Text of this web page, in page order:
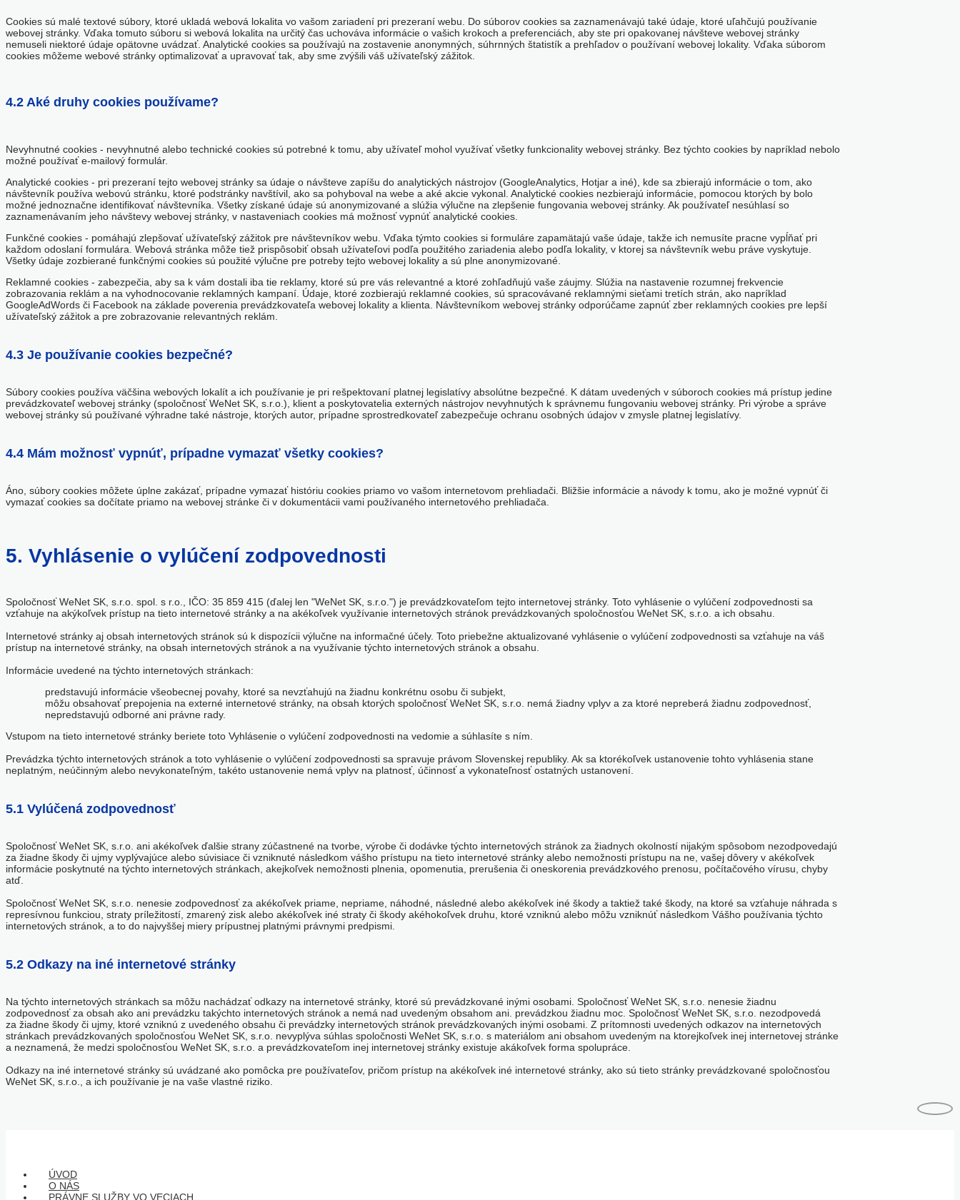
Cookies sú malé textové súbory, ktoré ukladá webová lokalita vo vašom zariadení pri prezeraní webu. Do súborov cookies sa zaznamenávajú také údaje, ktoré uľahčujú používanie
webovej stránky. Vďaka tomuto súboru si webová lokalita na určitý čas uchováva informácie o vašich krokoch a preferenciách, aby ste pri opakovanej návšteve webovej stránky
nemuseli niektoré údaje opätovne uvádzať. Analytické cookies sa používajú na zostavenie anonymných, súhrnných štatistík a prehľadov o používaní webovej lokality. Vďaka súborom
cookies môžeme webové stránky optimalizovať a upravovať tak, aby sme zvýšili váš užívateľský zážitok.
4.2 Aké druhy cookies používame?
Nevyhnutné cookies - nevyhnutné alebo technické cookies sú potrebné k tomu, aby užívateľ mohol využívať všetky funkcionality webovej stránky. Bez týchto cookies by napríklad nebolo
možné používať e-mailový formulár.
Analytické cookies - pri prezeraní tejto webovej stránky sa údaje o návšteve zapíšu do analytických nástrojov (GoogleAnalytics, Hotjar a iné), kde sa zbierajú informácie o tom, ako
návštevník používa webovú stránku, ktoré podstránky navštívil, ako sa pohyboval na webe a aké akcie vykonal. Analytické cookies nezbierajú informácie, pomocou ktorých by bolo
možné jednoznačne identifikovať návštevníka. Všetky získané údaje sú anonymizované a slúžia výlučne na zlepšenie fungovania webovej stránky. Ak používateľ nesúhlasí so
zaznamenávaním jeho návštevy webovej stránky, v nastaveniach cookies má možnosť vypnúť analytické cookies.
Funkčné cookies - pomáhajú zlepšovať užívateľský zážitok pre návštevníkov webu. Vďaka týmto cookies si formuláre zapamätajú vaše údaje, takže ich nemusíte pracne vypĺňať pri
každom odoslaní formulára. Webová stránka môže tiež prispôsobiť obsah užívateľovi podľa použitého zariadenia alebo podľa lokality, v ktorej sa návštevník webu práve vyskytuje.
Všetky údaje zozbierané funkčnými cookies sú použité výlučne pre potreby tejto webovej lokality a sú plne anonymizované.
Reklamné cookies - zabezpečia, aby sa k vám dostali iba tie reklamy, ktoré sú pre vás relevantné a ktoré zohľadňujú vaše záujmy. Slúžia na nastavenie rozumnej frekvencie
zobrazovania reklám a na vyhodnocovanie reklamných kampaní. Údaje, ktoré zozbierajú reklamné cookies, sú spracovávané reklamnými sieťami tretích strán, ako napríklad
GoogleAdWords či Facebook na základe poverenia prevádzkovateľa webovej lokality a klienta. Návštevníkom webovej stránky odporúčame zapnúť zber reklamných cookies pre lepší
užívateľský zážitok a pre zobrazovanie relevantných reklám.
4.3 Je používanie cookies bezpečné?
Súbory cookies používa väčšina webových lokalít a ich používanie je pri rešpektovaní platnej legislatívy absolútne bezpečné. K dátam uvedených v súboroch cookies má prístup jedine
prevádzkovateľ webovej stránky (spoločnosť WeNet SK, s.r.o.), klient a poskytovatelia externých nástrojov nevyhnutých k správnemu fungovaniu webovej stránky. Pri výrobe a správe
webovej stránky sú používané výhradne také nástroje, ktorých autor, prípadne sprostredkovateľ zabezpečuje ochranu osobných údajov v zmysle platnej legislatívy.
4.4 Mám možnosť vypnúť, prípadne vymazať všetky cookies?
Áno, súbory cookies môžete úplne zakázať, prípadne vymazať históriu cookies priamo vo vašom internetovom prehliadači. Bližšie informácie a návody k tomu, ako je možné vypnúť či
vymazať cookies sa dočítate priamo na webovej stránke či v dokumentácii vami používaného internetového prehliadača.
5. Vyhlásenie o vylúčení zodpovednosti
Spoločnosť WeNet SK, s.r.o. spol. s r.o., IČO: 35 859 415 (ďalej len "WeNet SK, s.r.o.") je prevádzkovateľom tejto internetovej stránky. Toto vyhlásenie o vylúčení zodpovednosti sa
vzťahuje na akýkoľvek prístup na tieto internetové stránky a na akékoľvek využívanie internetových stránok prevádzkovaných spoločnosťou WeNet SK, s.r.o. a ich obsahu.
Internetové stránky aj obsah internetových stránok sú k dispozícii výlučne na informačné účely. Toto priebežne aktualizované vyhlásenie o vylúčení zodpovednosti sa vzťahuje na váš
prístup na internetové stránky, na obsah internetových stránok a na využívanie týchto internetových stránok a obsahu.
Informácie uvedené na týchto internetových stránkach:
predstavujú informácie všeobecnej povahy, ktoré sa nevzťahujú na žiadnu konkrétnu osobu či subjekt,
môžu obsahovať prepojenia na externé internetové stránky, na obsah ktorých spoločnosť WeNet SK, s.r.o. nemá žiadny vplyv a za ktoré nepreberá žiadnu zodpovednosť,
nepredstavujú odborné ani právne rady.
Vstupom na tieto internetové stránky beriete toto Vyhlásenie o vylúčení zodpovednosti na vedomie a súhlasíte s ním.
Prevádzka týchto internetových stránok a toto vyhlásenie o vylúčení zodpovednosti sa spravuje právom Slovenskej republiky. Ak sa ktorékoľvek ustanovenie tohto vyhlásenia stane
neplatným, neúčinným alebo nevykonateľným, takéto ustanovenie nemá vplyv na platnosť, účinnosť a vykonateľnosť ostatných ustanovení.
5.1 Vylúčená zodpovednosť
Spoločnosť WeNet SK, s.r.o. ani akékoľvek ďalšie strany zúčastnené na tvorbe, výrobe či dodávke týchto internetových stránok za žiadnych okolností nijakým spôsobom nezodpovedajú
za žiadne škody či ujmy vyplývajúce alebo súvisiace či vzniknuté následkom vášho prístupu na tieto internetové stránky alebo nemožnosti prístupu na ne, vašej dôvery v akékoľvek
informácie poskytnuté na týchto internetových stránkach, akejkoľvek nemožnosti plnenia, opomenutia, prerušenia či oneskorenia prevádzkového prenosu, počítačového vírusu, chyby
atď.
Spoločnosť WeNet SK, s.r.o. nenesie zodpovednosť za akékoľvek priame, nepriame, náhodné, následné alebo akékoľvek iné škody a taktiež také škody, na ktoré sa vzťahuje náhrada s
represívnou funkciou, straty príležitostí, zmarený zisk alebo akékoľvek iné straty či škody akéhokoľvek druhu, ktoré vzniknú alebo môžu vzniknúť následkom Vášho používania týchto
internetových stránok, a to do najvyššej miery prípustnej platnými právnymi predpismi.
5.2 Odkazy na iné internetové stránky
Na týchto internetových stránkach sa môžu nachádzať odkazy na internetové stránky, ktoré sú prevádzkované inými osobami. Spoločnosť WeNet SK, s.r.o. nenesie žiadnu
zodpovednosť za obsah ako ani prevádzku takýchto internetových stránok a nemá nad uvedeným obsahom ani. prevádzkou žiadnu moc. Spoločnosť WeNet SK, s.r.o. nezodpovedá
za žiadne škody či ujmy, ktoré vzniknú z uvedeného obsahu či prevádzky internetových stránok prevádzkovaných inými osobami. Z prítomnosti uvedených odkazov na internetových
stránkach prevádzkovaných spoločnosťou WeNet SK, s.r.o. nevyplýva súhlas spoločnosti WeNet SK, s.r.o. s materiálom ani obsahom uvedeným na ktorejkoľvek inej internetovej stránke
a neznamená, že medzi spoločnosťou WeNet SK, s.r.o. a prevádzkovateľom inej internetovej stránky existuje akákoľvek forma spolupráce.
Odkazy na iné internetové stránky sú uvádzané ako pomôcka pre používateľov, pričom prístup na akékoľvek iné internetové stránky, ako sú tieto stránky prevádzkované spoločnosťou
WeNet SK, s.r.o., a ich používanie je na vaše vlastné riziko.
ÚVOD
O NÁS
PRÁVNE SLUŽBY VO VECIACH